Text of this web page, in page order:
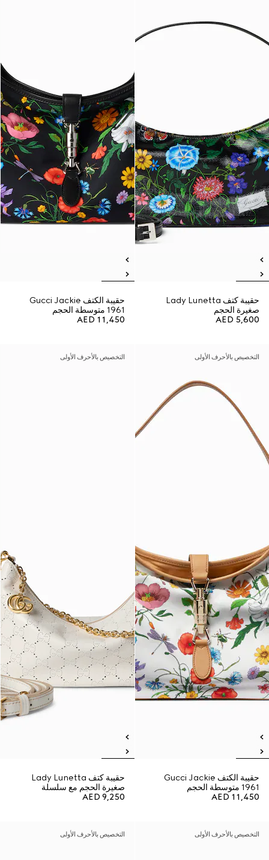
حقيبة كتف Lady Lunetta
صغيرة الحجم
AED 5,600
حقيبة الكتف Gucci Jackie
1961 متوسطة الحجم
AED 11,450
التخصيص بالأحرف الأولى
حقيبة الكتف Gucci Jackie
1961 متوسطة الحجم
AED 11,450
التخصيص بالأحرف الأولى
حقيبة كتف Lady Lunetta
صغيرة الحجم مع سلسلة
AED 9,250
التخصيص بالأحرف الأولى التخصيص بالأحرف الأولى